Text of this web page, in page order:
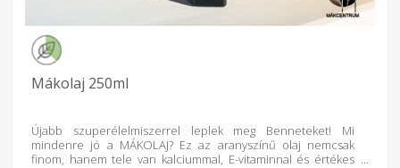
Mákolaj 250ml
Újabb szuperélelmiszerrel leplek meg Benneteket! Mi
mindenre jó a MÁKOLAJ? Ez az aranyszínű olaj nemcsak
finom, hanem tele van kalciummal, E-vitaminnal és értékes